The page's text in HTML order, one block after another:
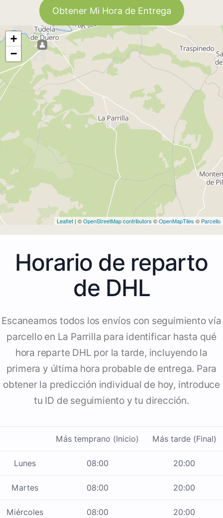
Obtener Mi Hora de Entrega
+
−
Leaflet | ©OpenStreetMap contributors ©OpenMapTiles © Parcello
Horario de reparto
de DHL
Escaneamos todos los envíos con seguimiento vía
parcello en La Parrilla para identificar hasta qué
hora reparte DHL por la tarde, incluyendo la
primera y última hora probable de entrega. Para
obtener la predicción individual de hoy, introduce
tu ID de seguimiento y tu dirección.
Más temprano (Inicio) Más tarde (Final)
Lunes 08:00 20:00
Martes 08:00 20:00
Miércoles 08:00 20:00